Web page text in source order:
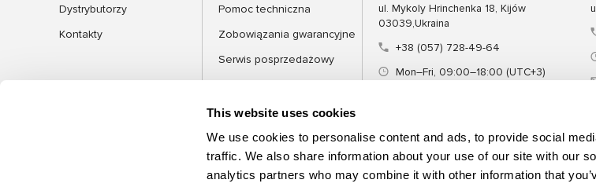
This website uses cookies
We use cookies to personalise content and ads, to provide social
traffic. We also share information about your use of our site with our
analytics partners who may combine it with other information that
Dystrybutorzy
Kontakty
Pomoc techniczna
Zobowiązania gwarancyjne
Serwis posprzedażowy
FAQ
Blog
ul. Mykoly Hrinchenka 18, Kijów
03039,Ukraina
+38 (057) 728-49-64
Mon–Fri, 09:00–18:00 (UTC+3)
Sprzęt Narzędzie